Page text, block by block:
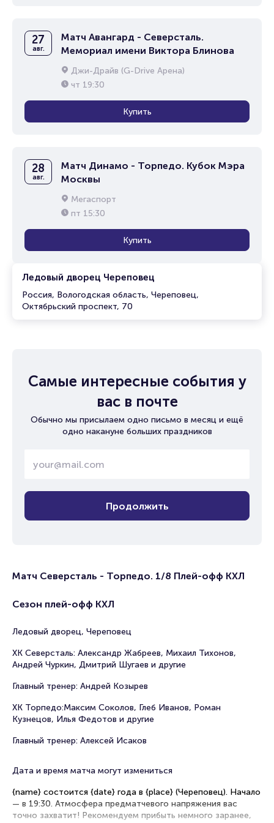
Ледовый дворец Череповец
Россия, Вологодская область, Череповец,
Октябрьский проспект, 70
27
авг.
Матч Авангард - Северсталь.
Мемориал имени Виктора Блинова
Джи-Драйв (G-Drive Арена)
чт 19:30
Купить
28
авг.
Матч Динамо - Торпедо. Кубок Мэра
Москвы
Мегаспорт
пт 15:30
Купить
Самые интересные события у
вас в почте
Обычно мы присылаем одно письмо в месяц и ещё
одно накануне больших праздников
Продолжить
Матч Северсталь - Торпедо. 1/8 Плей-офф КХЛ
Сезон плей-офф КХЛ
Ледовый дворец, Череповец
ХК Северсталь: Александр Жабреев, Михаил Тихонов,
Андрей Чуркин, Дмитрий Шугаев и другие
Главный тренер: Андрей Козырев
ХК Торпедо:Максим Соколов, Глеб Иванов, Роман
Кузнецов, Илья Федотов и другие
Главный тренер: Алексей Исаков
Дата и время матча могут измениться
{name} состоится {date} года в {place} (Череповец). Начало
— в 19:30. Атмосфера предматчевого напряжения вас
точно захватит! Рекомендуем прибыть немного заранее,